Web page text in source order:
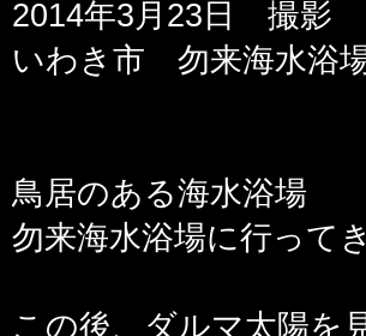
2014年3月23日 撮影
いわき市 勿来海水浴
鳥居のある海水浴場
勿来海水浴場に行って
この後、ダルマ太陽を